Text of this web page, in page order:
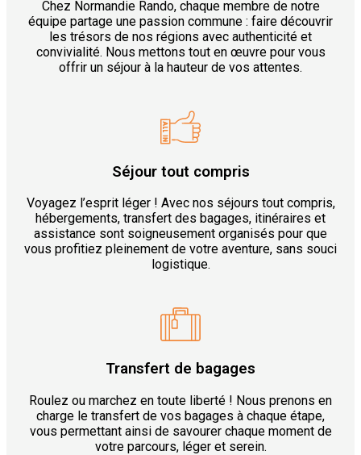
Chez Normandie Rando, chaque membre de notre
équipe partage une passion commune : faire découvrir
les trésors de nos régions avec authenticité et
convivialité. Nous mettons tout en œuvre pour vous
offrir un séjour à la hauteur de vos attentes.
Séjour tout compris
Voyagez l’esprit léger ! Avec nos séjours tout compris,
hébergements, transfert des bagages, itinéraires et
assistance sont soigneusement organisés pour que
vous profitiez pleinement de votre aventure, sans souci
logistique.
Transfert de bagages
Roulez ou marchez en toute liberté ! Nous prenons en
charge le transfert de vos bagages à chaque étape,
vous permettant ainsi de savourer chaque moment de
votre parcours, léger et serein.